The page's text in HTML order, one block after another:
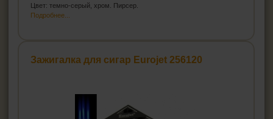
Цвет: темно-серый, хром. Пирсер.
Подробнее...
Зажигалка для сигар Eurojet 256120